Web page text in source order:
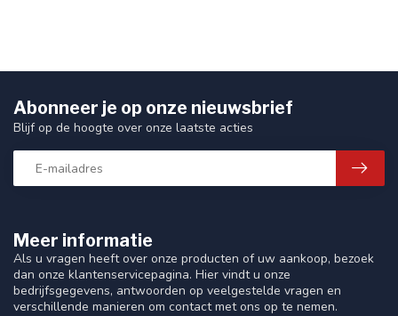
Meer informatie
Als u vragen heeft over onze producten of uw aankoop, bezoek
dan onze klantenservicepagina. Hier vindt u onze
bedrijfsgegevens, antwoorden op veelgestelde vragen en
verschillende manieren om contact met ons op te nemen.
Abonneer je op onze nieuwsbrief
Blijf op de hoogte over onze laatste acties